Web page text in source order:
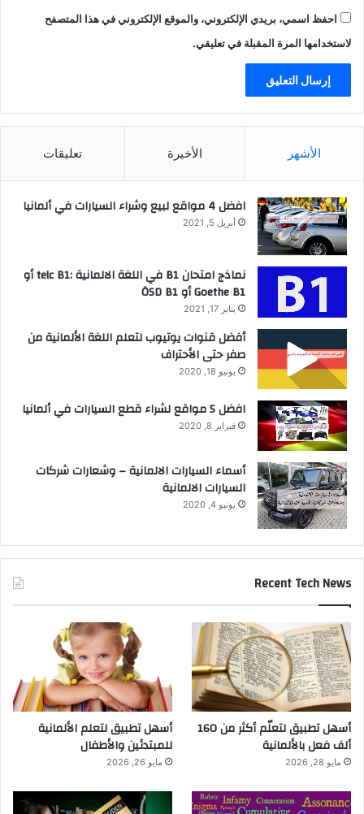
احفظ اسمي، بريدي الإلكتروني، والموقع الإلكتروني في هذا المتصفح
لاستخدامها المرة المقبلة في تعليقي.
الأشهر الأخيرة تعليقات
افضل 4 مواقع لبيع وشراء السيارات في ألمانيا
أبريل 5, 2021
نماذج امتحان B1 في اللغة الالمانية :telc B1 أو
Goethe B1 أو ÖSD B1
يناير 17, 2021
أفضل قنوات يوتيوب لتعلم اللغة الألمانية من
صفر حتى الأحتراف
يونيو 18, 2020
افضل 5 مواقع لشراء قطع السيارات في ألمانيا
فبراير 8, 2020
أسماء السيارات الالمانية – وشعارات شركات
السيارات الالمانية
يونيو 4, 2020
Recent Tech News
أسهل تطبيق لتعلّم أكثر من 160
ألف فعل بالألمانية
مايو 28, 2026
أسهل تطبيق لتعلم الألمانية
للمبتدئين والأطفال
مايو 26, 2026